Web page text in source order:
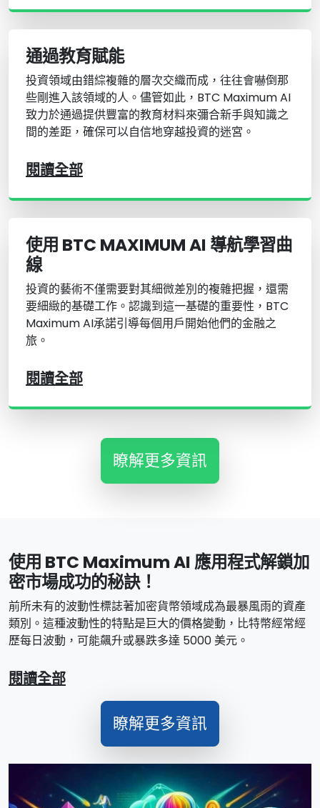
通過教育賦能
投資領域由錯綜複雜的層次交織而成，往往會嚇倒那
些剛進入該領域的人。儘管如此，BTC Maximum AI
致力於通過提供豐富的教育材料來彌合新手與知識之
間的差距，確保可以自信地穿越投資的迷宮。
閱讀全部
使用 BTC MAXIMUM AI 導航學習曲
線
投資的藝術不僅需要對其細微差別的複雜把握，還需
要細緻的基礎工作。認識到這一基礎的重要性，BTC
Maximum AI承諾引導每個用戶開始他們的金融之
旅。
閱讀全部
瞭解更多資訊
使用 BTC Maximum AI 應用程式解鎖加
密市場成功的秘訣！
前所未有的波動性標誌著加密貨幣領域成為最暴風雨的資產
類別。這種波動性的特點是巨大的價格變動，比特幣經常經
歷每日波動，可能飆升或暴跌多達 5000 美元。
閱讀全部
瞭解更多資訊